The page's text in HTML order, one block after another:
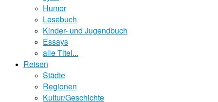
Humor
Lesebuch
Kinder- und Jugendbuch
Essays
alle Titel...
Reisen
Städte
Regionen
Kultur/Geschichte